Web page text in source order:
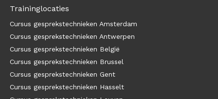
Traininglocaties
Cursus gesprekstechnieken Amsterdam
Cursus gesprekstechnieken Antwerpen
Cursus gesprekstechnieken België
Cursus gesprekstechnieken Brussel
Cursus gesprekstechnieken Gent
Cursus gesprekstechnieken Hasselt